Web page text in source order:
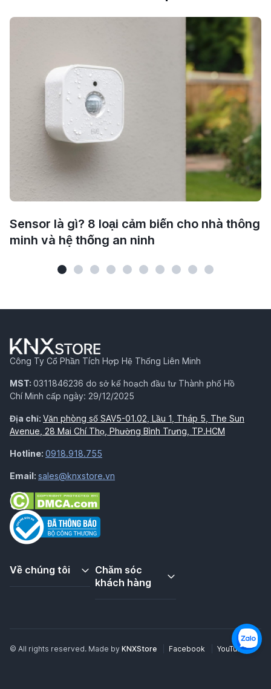
Sensor là gì? 8 loại cảm biến cho nhà thông
minh và hệ thống an ninh
Công Ty Cổ Phần Tích Hợp Hệ Thống Liên Minh
MST: 0311846236 do sở kế hoạch đầu tư Thành phố Hồ
Chí Minh cấp ngày: 29/12/2025
Địa chỉ: Văn phòng số SAV5-01.02, Lầu 1, Tháp 5, The Sun
Avenue, 28 Mai Chí Thọ, Phường Bình Trưng, TP.HCM
Hotline: 0918.918.755
Email: sales@knxstore.vn
Về chúng tôi
Chăm sóc
khách hàng
© All rights reserved. Made by KNXStore Facebook YouTube